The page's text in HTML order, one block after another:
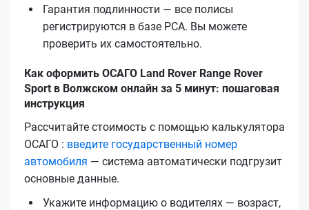
Гарантия подлинности — все полисы
регистрируются в базе РСА. Вы можете
проверить их самостоятельно.
Как оформить ОСАГО Land Rover Range Rover
Sport в Волжском онлайн за 5 минут: пошаговая
инструкция
Рассчитайте стоимость с помощью калькулятора
ОСАГО : введите государственный номер
автомобиля — система автоматически подгрузит
основные данные.
Укажите информацию о водителях — возраст,